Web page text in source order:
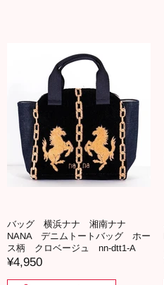
バッグ 横浜ナナ 湘南ナナ
NANA デニムトートバッグ ホー
ス柄 クロベージュ nn-dtt1-A
¥4,950